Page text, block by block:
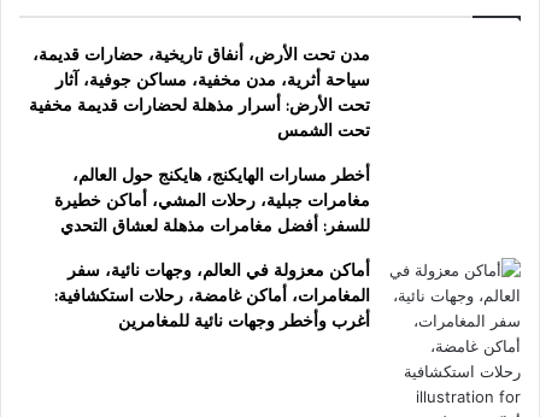
مدن تحت الأرض، أنفاق تاريخية، حضارات قديمة،
سياحة أثرية، مدن مخفية، مساكن جوفية، آثار
تحت الأرض: أسرار مذهلة لحضارات قديمة مخفية
تحت الشمس
أخطر مسارات الهايكنج، هايكنج حول العالم،
مغامرات جبلية، رحلات المشي، أماكن خطيرة
للسفر: أفضل مغامرات مذهلة لعشاق التحدي
أماكن معزولة في العالم، وجهات نائية، سفر
المغامرات، أماكن غامضة، رحلات استكشافية:
أغرب وأخطر وجهات نائية للمغامرين